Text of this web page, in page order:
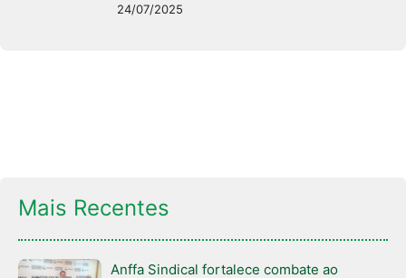
24/07/2025
Mais Recentes
Anffa Sindical fortalece combate ao